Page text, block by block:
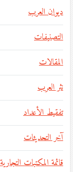
ديوان العرب
التصنيفات
المقالات
نثر العرب
تفقيط الأعداد
آخر التحديثات
قائمة المكتبات